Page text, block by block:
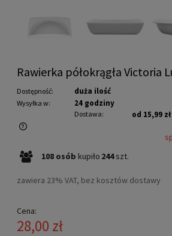
Rawierka półokrągła Victoria
Dostępność: duża ilość
Wysyłka w: 24 godziny
Dostawa: od 15,99 zł
Cena nie zawiera ewentualnych
108 osób kupiło 244 szt.
zawiera 23% VAT, bez kosztów dostawy
Cena:
28,00 zł